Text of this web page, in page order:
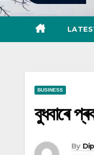
BUSINESS
বুধবাৰে
By